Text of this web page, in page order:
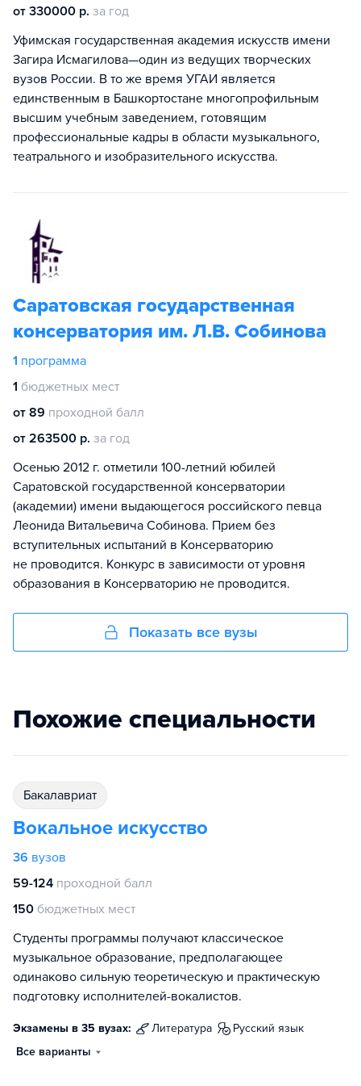
от 330000 р. за год
Уфимская государственная академия искусств имени
Загира Исмагилова—один из ведущих творческих
вузов России. В то же время УГАИ является
единственным в Башкортостане многопрофильным
высшим учебным заведением, готовящим
профессиональные кадры в области музыкального,
театрального и изобразительного искусства.
Саратовская государственная
консерватория им. Л.В. Собинова
1 программа
1 бюджетных мест
от 89 проходной балл
от 263500 р. за год
Осенью 2012 г. отметили 100-летний юбилей
Саратовской государственной консерватории
(академии) имени выдающегося российского певца
Леонида Витальевича Собинова. Прием без
вступительных испытаний в Консерваторию
не проводится. Конкурс в зависимости от уровня
образования в Консерваторию не проводится.
Показать все вузы
Похожие специальности
бакалавриат
Вокальное искусство
36 вузов
59-124 проходной балл
150 бюджетных мест
Студенты программы получают классическое
музыкальное образование, предполагающее
одинаково сильную теоретическую и практическую
подготовку исполнителей-вокалистов.
Экзамены в 35 вузах: литература
русский язык
Все варианты